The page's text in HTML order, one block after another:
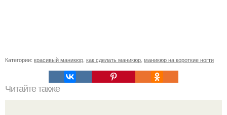
Категории: красивый маникюр как сделать маникюр маникюр на короткие ногти
Читайте также